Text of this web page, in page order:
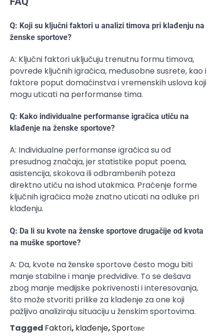
Q: Koji su ključni faktori u analizi timova pri klađenju na
ženske sportove?
A: Ključni faktori uključuju trenutnu formu timova,
povrede ključnih igračica, međusobne susrete, kao i
faktore poput domaćinstva i vremenskih uslova koji
mogu uticati na performanse tima.
Q: Kako individualne performanse igračica utiču na
klađenje na ženske sportove?
A: Individualne performanse igračica su od
presudnog značaja, jer statistike poput poena,
asistencija, skokova ili odbrambenih poteza
direktno utiču na ishod utakmica. Praćenje forme
ključnih igračica može znatno uticati na odluke pri
klađenju.
Q: Da li su kvote na ženske sportove drugačije od kvota
na muške sportove?
A: Da, kvote na ženske sportove često mogu biti
manje stabilne i manje predvidive. To se dešava
zbog manje medijske pokrivenosti i interesovanja,
što može stvoriti prilike za klađenje za one koji
pažljivo analiziraju situaciju u ženskim sportovima.
Tagged Faktori, klađenje,Sportове